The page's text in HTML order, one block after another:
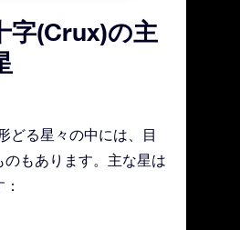
字(Crux)の主
どる星々の中には、目
のもあります。主な星は